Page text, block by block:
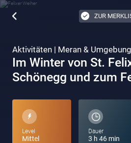
ZUR
Aktivitäten | Meran & Umgebung
Im Winter von St.
Schönegg und zum
Level
Mittel
Dauer
3 h 46 min